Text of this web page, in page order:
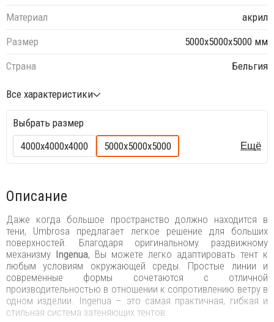
Материал
акрил
Размер
5000х5000х5000 мм
Страна
Бельгия
Все характеристики
Выбрать размер
4000х4000х4000
5000х5000х5000 Ещё
Описание
Даже когда большое пространство должно находится в
тени, Umbrosa предлагает легкое решение для больших
поверхностей. Благодаря оригинальному раздвижному
механизму Ingenua, Вы можете легко адаптировать тент к
любым условиям окружающей среды. Простые линии и
современные формы сочетаются с отличной
производительностью в отношении к сопротивлению ветру в
одном изделии. Ingenua – это самая практичная, гибкая и
стильная система затеняющих тентов.